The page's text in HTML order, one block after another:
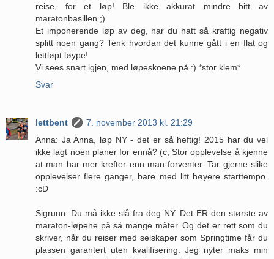
reise, for et løp! Ble ikke akkurat mindre bitt av
maratonbasillen ;)
Et imponerende løp av deg, har du hatt så kraftig negativ
splitt noen gang? Tenk hvordan det kunne gått i en flat og
lettløpt løype!
Vi sees snart igjen, med løpeskoene på :) *stor klem*
Svar
lettbent
7. november 2013 kl. 21:29
Anna: Ja Anna, løp NY - det er så heftig! 2015 har du vel
ikke lagt noen planer for ennå? (c; Stor opplevelse å kjenne
at man har mer krefter enn man forventer. Tar gjerne slike
opplevelser flere ganger, bare med litt høyere starttempo.
:cD
Sigrunn: Du må ikke slå fra deg NY. Det ER den største av
maraton-løpene på så mange måter. Og det er rett som du
skriver, når du reiser med selskaper som Springtime får du
plassen garantert uten kvalifisering. Jeg nyter maks min